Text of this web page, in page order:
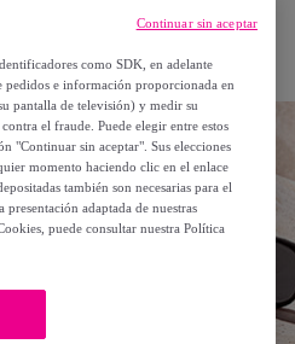
como SDK, en adelante
pedidos e información proporcionada en
pantalla de televisión) y medir su
el fraude. Puede elegir entre estos
"Continuar sin aceptar". Sus elecciones
momento haciendo clic en el enlace
también son necesarias para el
adaptada de nuestras
puede consultar nuestra Política
Continuar sin aceptar